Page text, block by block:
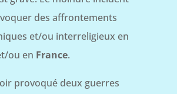
des affrontements
et/ou interreligieux en
ou en France.
provoqué deux guerres